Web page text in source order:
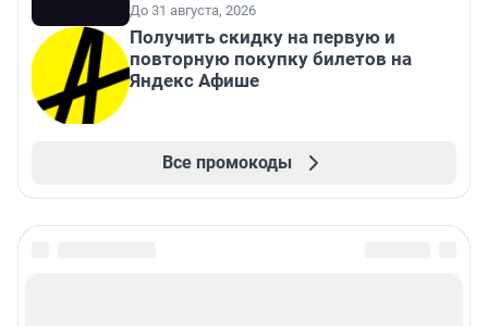
До 31 августа, 2026
Получить скидку на первую и
повторную покупку билетов на
Яндекс Афише
Все промокоды